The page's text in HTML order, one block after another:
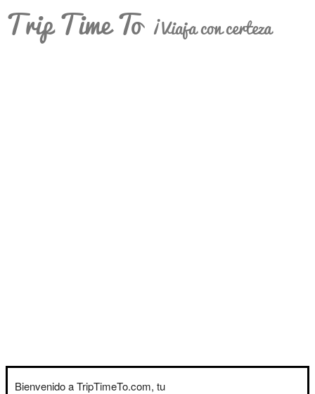
Trip Time To ¡Viaja con certeza
Bienvenido a TripTimeTo.com, tu